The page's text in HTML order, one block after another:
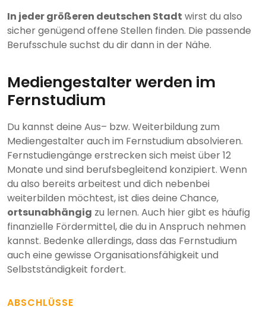
In jeder größeren deutschen Stadt wirst du also
sicher genügend offene Stellen finden. Die passende
Berufsschule suchst du dir dann in der Nähe.
Mediengestalter werden im
Fernstudium
Du kannst deine Aus– bzw. Weiterbildung zum
Mediengestalter auch im Fernstudium absolvieren.
Fernstudiengänge erstrecken sich meist über 12
Monate und sind berufsbegleitend konzipiert. Wenn
du also bereits arbeitest und dich nebenbei
weiterbilden möchtest, ist dies deine Chance,
ortsunabhängig zu lernen. Auch hier gibt es häufig
finanzielle Fördermittel, die du in Anspruch nehmen
kannst. Bedenke allerdings, dass das Fernstudium
auch eine gewisse Organisationsfähigkeit und
Selbstständigkeit fordert.
ABSCHLÜSSE